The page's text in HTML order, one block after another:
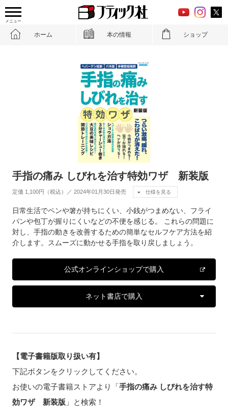
メニュー
ホーム 本の情報 ショップ
手指の痛み しびれを治す特効ワザ 新装版
定価 1,100円（税込）／ 2024年01月30日発売 仕様を見る
日常生活でペンや箸が持ちにくい、小銭がつまめない、フライ
パンや包丁が握りにくいなどの不便を感じる。 これらの問題に
対し、手指の動きを改善するための簡単なセルフケア方法を紹
介します。スムーズに動かせる手指を取り戻しましょう。
公式オンラインショップで購入
ネット書店で購入
【電子書籍版取り扱い有】
下記ボタンをクリックしてください。
お使いの電子書籍ストアより「手指の痛み しびれを治す特
効ワザ 新装版 」と検索！